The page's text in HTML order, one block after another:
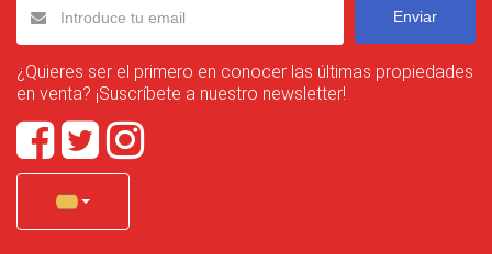
Enviar
¿Quieres ser el primero en conocer las últimas propiedades
en venta? ¡Suscríbete a nuestro newsletter!